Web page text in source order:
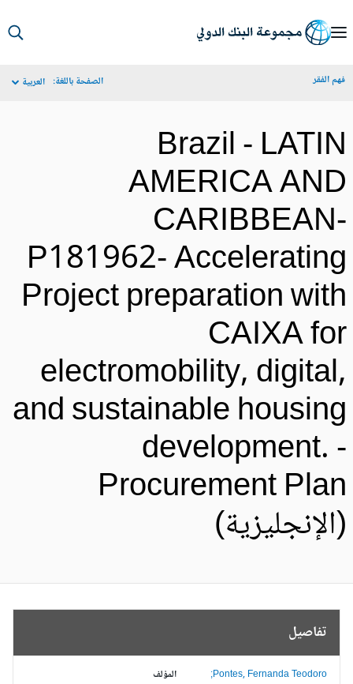
الفقر الصفحة باللغة: العربية
Brazil -
AMERICA
P181962-
Project preparation
CAIXA
electromobility,
and sustainable
development.
Procurement
تفاصيل
المؤلف Pontes, Fernanda Teodoro;